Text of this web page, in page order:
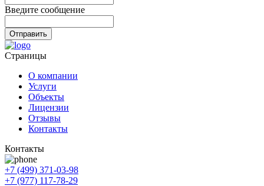
Введите сообщение
Отправить
Страницы
О компании
Услуги
Объекты
Лицензии
Отзывы
Контакты
Контакты
+7 (499) 371-03-98
+7 (977) 117-78-29